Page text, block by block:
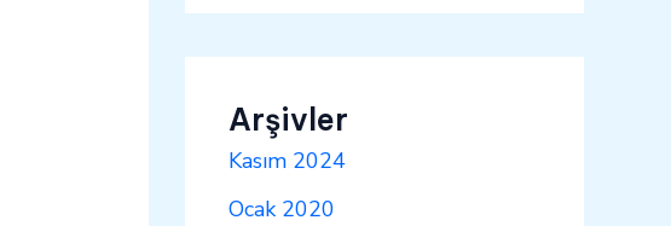
Arşivler
Kasım 2024
Ocak 2020